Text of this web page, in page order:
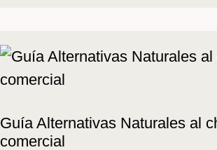
Guía Alternativas Naturales al
comercial